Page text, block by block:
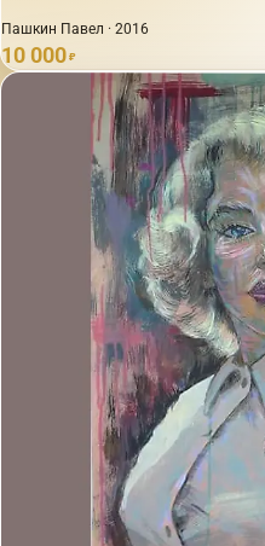
Пашкин Павел · 2016
10 000 ₽